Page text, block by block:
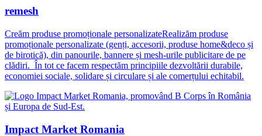
remesh
Creăm produse promoționale personalizateRealizăm produse
promoționale personalizate (genți, accesorii, produse home&deco și
de birotică), din panourile, bannere și mesh-urile publicitare de pe
clădiri. În tot ce facem respectăm principiile dezvoltării durabile,
economiei sociale, solidare și circulare și ale comerțului echitabil.
Impact Market Romania